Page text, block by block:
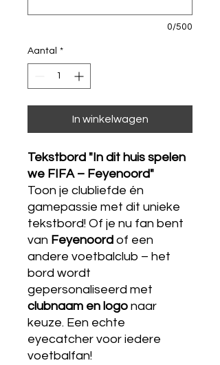
0/500
Aantal *
In winkelwagen
Tekstbord "In dit huis spelen
we FIFA – Feyenoord"
Toon je clubliefde én
gamepassie met dit unieke
tekstbord! Of je nu fan bent
van Feyenoord of een
andere voetbalclub – het
bord wordt
gepersonaliseerd met
clubnaam en logo naar
keuze. Een echte
eyecatcher voor iedere
voetbalfan!